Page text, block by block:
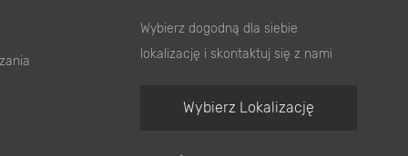
Wybierz dogodną dla siebie
lokalizację i skontaktuj się z nami
Wybierz Lokalizację